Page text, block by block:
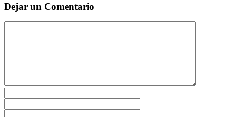
Dejar un Comentario